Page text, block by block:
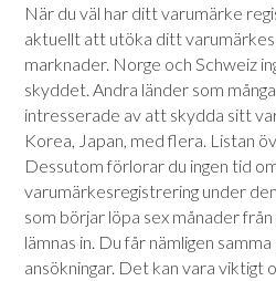
När du väl har ditt varumärke
aktuellt att utöka ditt
marknader. Norge och Schweiz
skyddet. Andra länder som
intresserade av att skydda sitt
Korea, Japan, med flera. Listan
Dessutom förlorar du ingen tid
varumärkesregistrering under
som börjar löpa sex månader
lämnas in. Du får nämligen
ansökningar. Det kan vara viktigt